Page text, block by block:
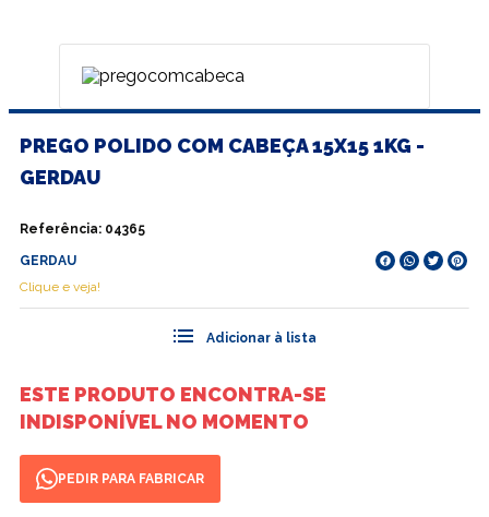
PREGO POLIDO COM CABEÇA 15X15 1KG -
GERDAU
Referência: 04365
GERDAU
Clique e veja!
ESTE PRODUTO ENCONTRA-SE
INDISPONÍVEL NO MOMENTO
PEDIR PARA FABRICAR